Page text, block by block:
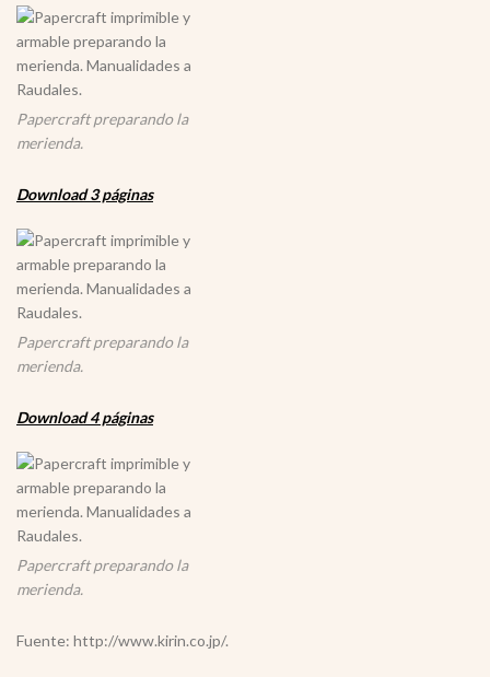
Papercraft preparando la
merienda.
Download 3 páginas
Papercraft preparando la
merienda.
Download 4 páginas
Papercraft preparando la
merienda.
Fuente: http://www.kirin.co.jp/.